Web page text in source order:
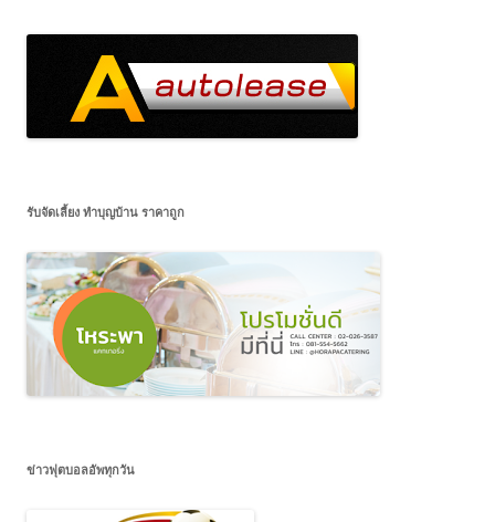
รับจัดเลี้ยง ทำบุญบ้าน ราคาถูก
ข่าวฟุตบอลอัพทุกวัน